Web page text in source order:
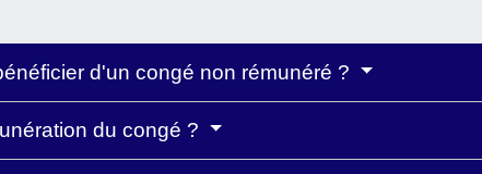
d'un congé non rémunéré ?
du congé ?